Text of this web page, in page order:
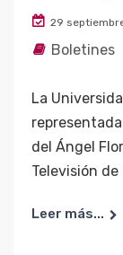
29
Boletines
La
del Ángel
Televisión
Leer más...